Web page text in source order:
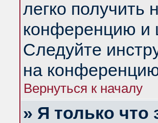
легко получить
конференцию и
Следуйте
на
Вернуться к началу
» Я только что